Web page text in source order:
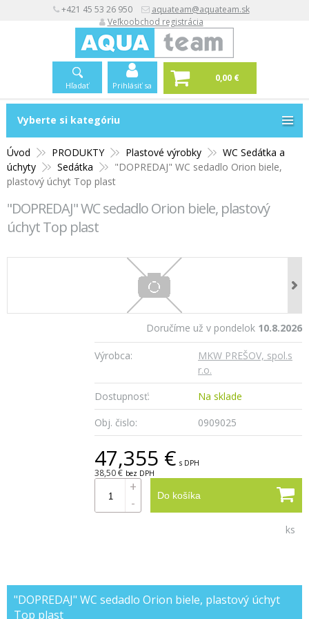
+421 45 53 26 950
aquateam@aquateam.sk
Veľkoobchod registrácia
Hľadať Prihlásiť sa
0,00 €
Vyberte si kategóriu
Úvod PRODUKTY Plastové výrobky
WC Sedátka a
úchyty
Sedátka
"DOPREDAJ" WC sedadlo Orion biele,
plastový úchyt Top plast
"DOPREDAJ" WC sedadlo Orion biele, plastový
úchyt Top plast
Doručíme už v pondelok 10.8.2026
Výrobca:
MKW PREŠOV, spol.s
r.o.
Dostupnosť:
Na sklade
Obj. čislo:
0909025
47,355 € s DPH
38,50 € bez DPH
Do košíka
+
-
ks
"DOPREDAJ" WC sedadlo Orion biele, plastový úchyt
Top plast
Vyberte si kategóriu